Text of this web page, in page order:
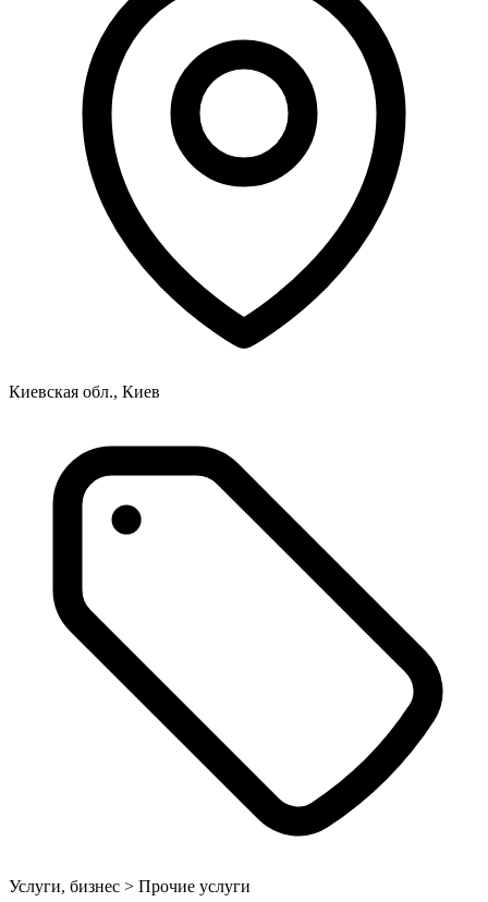
Киевская обл., Киев
Услуги, бизнес > Прочие услуги